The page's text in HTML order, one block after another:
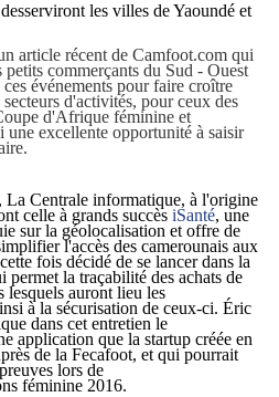
les villes de Yaoundé et
article récent de Camfoot.com qui
commerçants du Sud - Ouest
événements pour faire croître
d'activités, pour ceux des
d'Afrique féminine et
une excellente opportunité à saisir
La Centrale informatique, à l'origine
celle à grands succès iSanté, une
sur la géolocalisation et offre de
l'accès des camerounais aux
fois décidé de se lancer dans la
la traçabilité des achats de
lesquels auront lieu les
à la sécurisation de ceux-ci. Éric
dans cet entretien le
application que la startup créée en
de la Fecafoot, et qui pourrait
lors de
féminine 2016.